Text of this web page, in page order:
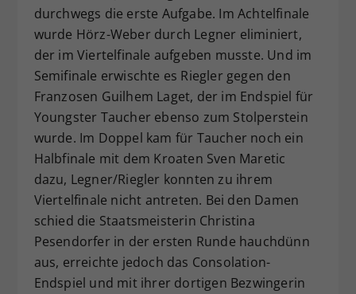
durchwegs die erste Aufgabe. Im Achtelfinale
wurde Hörz-Weber durch Legner eliminiert,
der im Viertelfinale aufgeben musste. Und im
Semifinale erwischte es Riegler gegen den
Franzosen Guilhem Laget, der im Endspiel für
Youngster Taucher ebenso zum Stolperstein
wurde. Im Doppel kam für Taucher noch ein
Halbfinale mit dem Kroaten Sven Maretic
dazu, Legner/Riegler konnten zu ihrem
Viertelfinale nicht antreten. Bei den Damen
schied die Staatsmeisterin Christina
Pesendorfer in der ersten Runde hauchdünn
aus, erreichte jedoch das Consolation-
Endspiel und mit ihrer dortigen Bezwingerin